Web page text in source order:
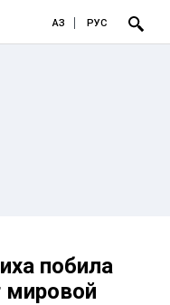
ҚАЗ РУС
побила